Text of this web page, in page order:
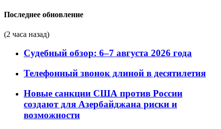
Последнее обновление
(2 часа назад)
Судебный обзор: 6–7 августа 2026 года
Телефонный звонок длиной в десятилетия
Новые санкции США против России
создают для Азербайджана риски и
возможности